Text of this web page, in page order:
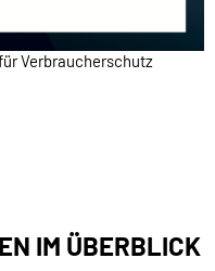
Verbraucherschutz
IM ÜBERBLICK